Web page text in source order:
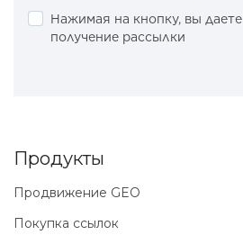
Нажимая на кнопку, вы даете
получение рассылки
Продукты
Продвижение GEO
Покупка ссылок